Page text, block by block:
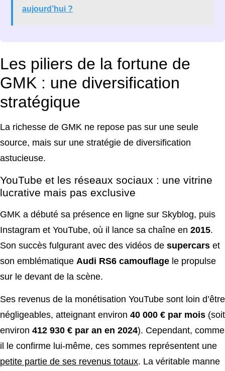
aujourd’hui ?
Les piliers de la fortune de
GMK : une diversification
stratégique
La richesse de GMK ne repose pas sur une seule
source, mais sur une stratégie de diversification
astucieuse.
YouTube et les réseaux sociaux : une vitrine
lucrative mais pas exclusive
GMK a débuté sa présence en ligne sur Skyblog, puis
Instagram et YouTube, où il lance sa chaîne en 2015.
Son succès fulgurant avec des vidéos de supercars et
son emblématique Audi RS6 camouflage le propulse
sur le devant de la scène.
Ses revenus de la monétisation YouTube sont loin d’être
négligeables, atteignant environ 40 000 € par mois (soit
environ 412 930 € par an en 2024). Cependant, comme
il le confirme lui-même, ces sommes représentent une
petite partie de ses revenus totaux. La véritable manne